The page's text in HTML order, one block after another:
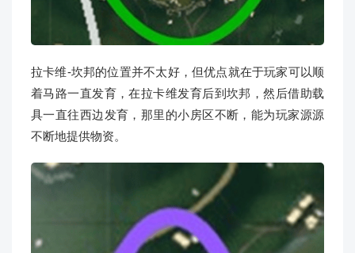
拉卡维-坎邦的位置并不太好，但优点就在于玩家可以顺
着马路一直发育，在拉卡维发育后到坎邦，然后借助载
具一直往西边发育，那里的小房区不断，能为玩家源源
不断地提供物资。